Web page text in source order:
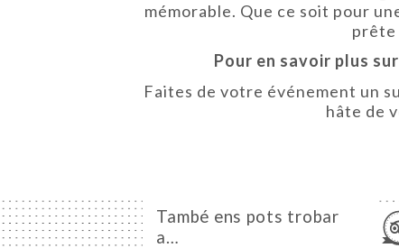
mémorable. Que ce soit pour
prête
Pour en savoir plus
Faites de votre événement un
hâte de
També ens pots trobar
a…